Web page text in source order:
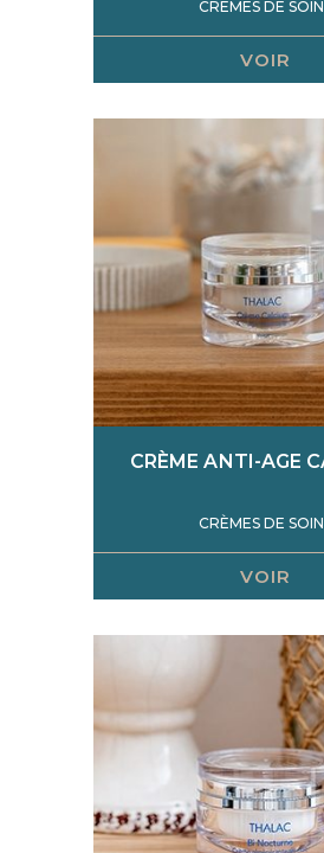
CRÈMES DE
VOIR
CRÈME ANTI-AGE
CRÈMES DE
VOIR